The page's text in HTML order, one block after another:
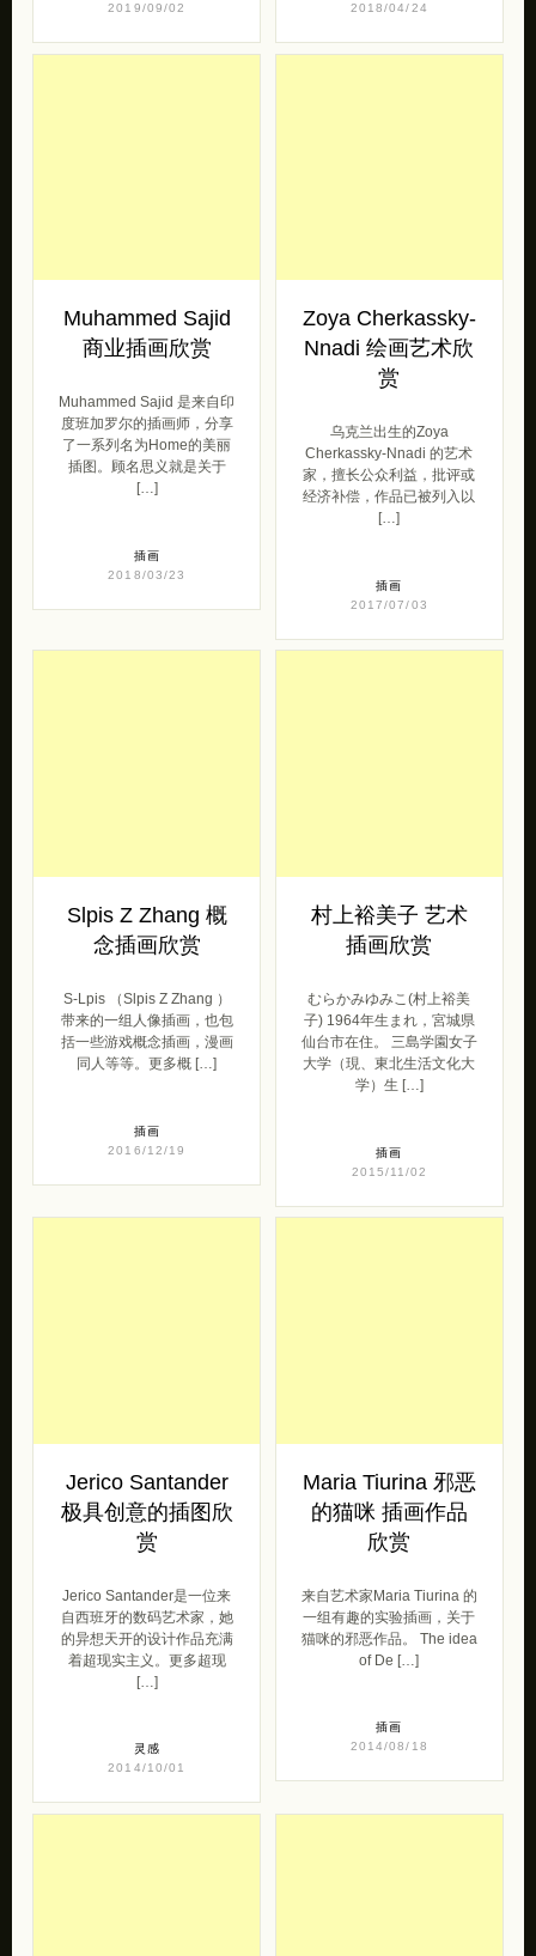
2019/09/02
2018/04/24
Muhammed Sajid
商业插画欣赏
Muhammed Sajid 是来自印
度班加罗尔的插画师，分享
了一系列名为Home的美丽
插图。顾名思义就是关于
[…]
插画
2018/03/23
Zoya Cherkassky-
Nnadi 绘画艺术欣
赏
乌克兰出生的Zoya
Cherkassky-Nnadi 的艺术
家，擅长公众利益，批评或
经济补偿，作品已被列入以
[…]
插画
2017/07/03
Slpis Z Zhang 概
念插画欣赏
S-Lpis （Slpis Z Zhang ）
带来的一组人像插画，也包
括一些游戏概念插画，漫画
同人等等。更多概 […]
插画
2016/12/19
村上裕美子 艺术
插画欣赏
むらかみゆみこ(村上裕美
子) 1964年生まれ，宮城県
仙台市在住。 三島学園女子
大学（現、東北生活文化大
学）生 […]
插画
2015/11/02
Jerico Santander
极具创意的插图欣
赏
Jerico Santander是一位来
自西班牙的数码艺术家，她
的异想天开的设计作品充满
着超现实主义。更多超现
[…]
灵感
2014/10/01
Maria Tiurina 邪恶
的猫咪 插画作品
欣赏
来自艺术家Maria Tiurina 的
一组有趣的实验插画，关于
猫咪的邪恶作品。 The idea
of De […]
插画
2014/08/18